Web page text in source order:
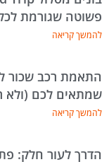
פשוטה שגורמת
להמשך קריאה
התאמת רכב שכור
שמתאים לכם (ולא
להמשך קריאה
הדרך לעור חלק: